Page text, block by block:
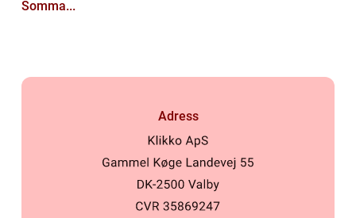
Somma...
Adress